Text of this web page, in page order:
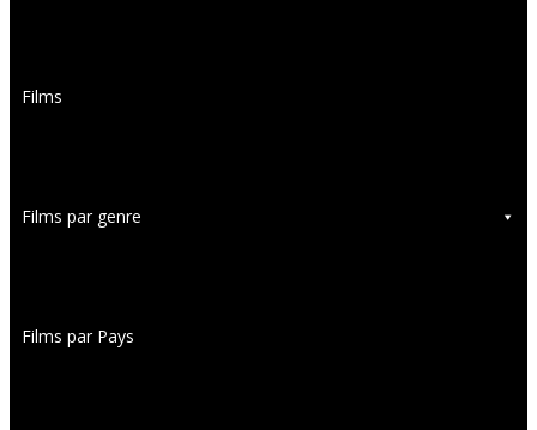
Films
Films par genre
Films par Pays